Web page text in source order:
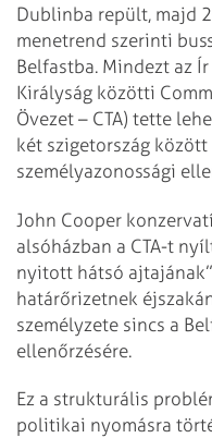
Dublinba repült, majd
menetrend szerinti
Belfastba. Mindezt az
Királyság közötti
Övezet – CTA) tette
két szigetország
személyazonossági
John Cooper
alsóházban a CTA-t
nyitott hátsó
határőrizetnek
személyzete sincs a
ellenőrzésére.
Ez a strukturális
politikai nyomásra